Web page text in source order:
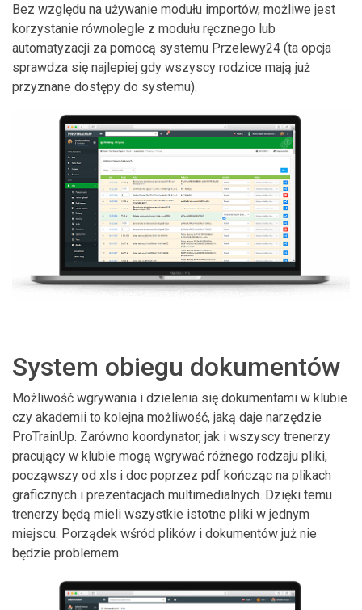
Bez względu na używanie modułu importów, możliwe jest
korzystanie równolegle z modułu ręcznego lub
automatyzacji za pomocą systemu Przelewy24 (ta opcja
sprawdza się najlepiej gdy wszyscy rodzice mają już
przyznane dostępy do systemu).
System obiegu dokumentów
Możliwość wgrywania i dzielenia się dokumentami w klubie
czy akademii to kolejna możliwość, jaką daje narzędzie
ProTrainUp. Zarówno koordynator, jak i wszyscy trenerzy
pracujący w klubie mogą wgrywać różnego rodzaju pliki,
począwszy od xls i doc poprzez pdf kończąc na plikach
graficznych i prezentacjach multimedialnych. Dzięki temu
trenerzy będą mieli wszystkie istotne pliki w jednym
miejscu. Porządek wśród plików i dokumentów już nie
będzie problemem.